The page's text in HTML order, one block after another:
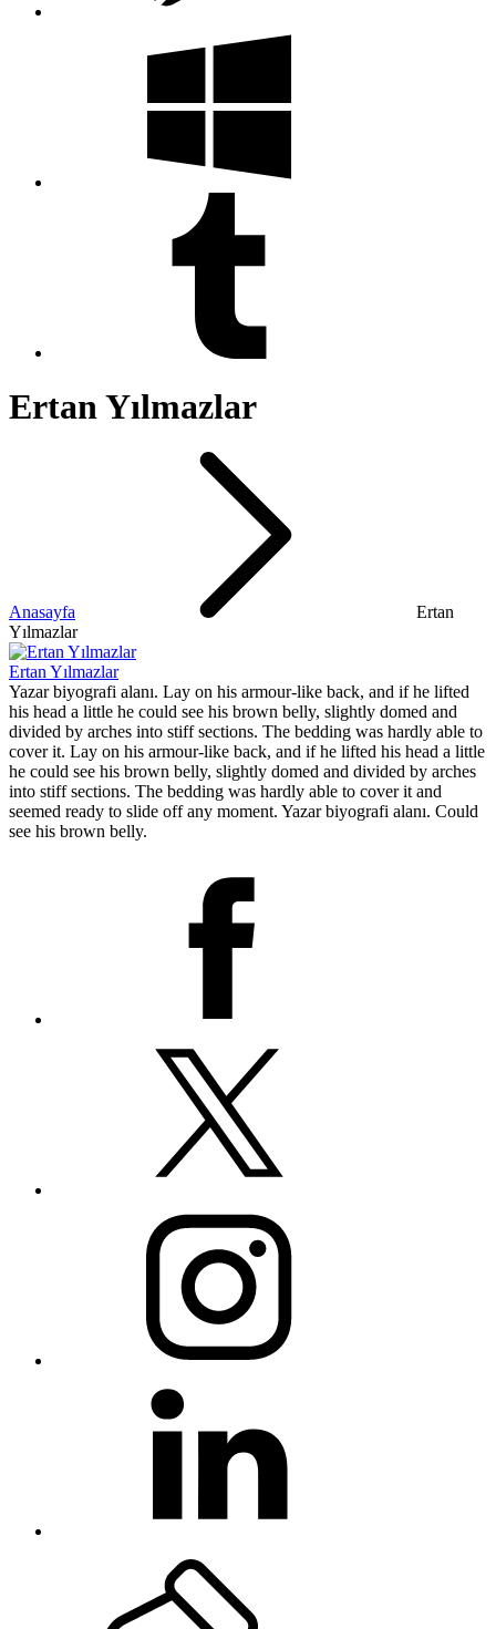
Ertan Yılmazlar
Anasayfa
Ertan
Yılmazlar
Ertan Yılmazlar
Yazar biyografi alanı. Lay on his armour-like back, and if he lifted
his head a little he could see his brown belly, slightly domed and
divided by arches into stiff sections. The bedding was hardly able to
cover it. Lay on his armour-like back, and if he lifted his head a little
he could see his brown belly, slightly domed and divided by arches
into stiff sections. The bedding was hardly able to cover it and
seemed ready to slide off any moment. Yazar biyografi alanı. Could
see his brown belly.